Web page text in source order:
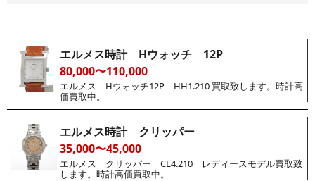
エルメス時計 Hウォッチ 12P
80,000〜110,000
エルメス Hウォッチ12P HH1.210 買取致します。時計高
価買取中。
エルメス時計 クリッパー
35,000〜45,000
エルメス クリッパー CL4.210 レディースモデル買取致
します。時計高価買取中。